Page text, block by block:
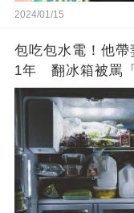
2024/01/15
包吃包水電！他
1年 翻冰箱被罵
方